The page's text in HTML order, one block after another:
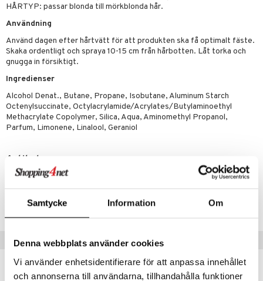
Samtycke Information Om
Denna webbplats använder cookies
Vi använder enhetsidentifierare för att anpassa innehållet
och annonserna till användarna, tillhandahålla funktioner
HÅRTYP: passar blonda till mörkblonda hår.
Användning
Använd dagen efter hårtvätt för att produkten ska få optimalt fäste.
Skaka ordentligt och spraya 10-15 cm från hårbotten. Låt torka och
gnugga in försiktigt.
Ingredienser
Alcohol Denat., Butane, Propane, Isobutane, Aluminum Starch
Octenylsuccinate, Octylacrylamide/Acrylates/Butylaminoethyl
Methacrylate Copolymer, Silica, Aqua, Aminomethyl Propanol,
Parfum, Limonene, Linalool, Geraniol
Artikelnr
CAA01-D9-300-XX-XX
Lägsta pris senaste 30 dagarna: 129 kr
Populära produkter
& Mustasch
och kroppsvård
och läppvård
up penslar
Elixir
Happy
Happy For Men
till män
och skydd